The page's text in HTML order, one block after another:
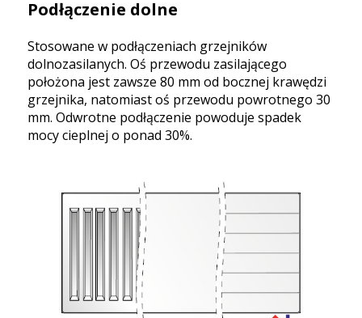
Podłączenie dolne
Stosowane w podłączeniach grzejników
dolnozasilanych. Oś przewodu zasilającego
położona jest zawsze 80 mm od bocznej krawędzi
grzejnika, natomiast oś przewodu powrotnego 30
mm. Odwrotne podłączenie powoduje spadek
mocy cieplnej o ponad 30%.